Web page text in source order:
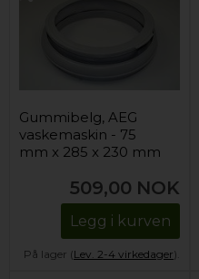
Gummibelg, AEG
vaskemaskin - 75
mm x 285 x 230 mm
509,00 NOK
Legg i kurven
På lager (Lev. 2-4 virkedager).